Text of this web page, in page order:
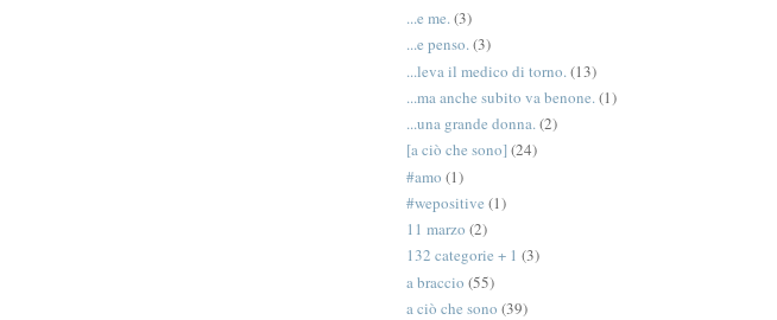
...e me.(3)
...e penso.(3)
...leva il medico di torno.(13)
...ma anche subito va benone.(1)
...una grande donna.(2)
[a ciò che sono] (24)
#amo (1)
#wepositive (1)
11 marzo (2)
132 categorie + 1 (3)
a braccio (55)
a ciò che sono (39)